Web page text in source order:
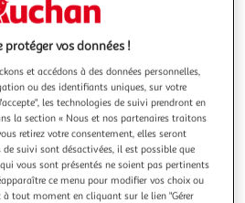
protéger vos données !
et accédons à des données personnelles,
ou des identifiants uniques, sur votre
les technologies de suivi prendront en
la section « Nous et nos partenaires traitons
retirez votre consentement, elles seront
de suivi sont désactivées, il est possible que
vous sont présentés ne soient pas pertinents
ce menu pour modifier vos choix ou
à tout moment en cliquant sur le lien "Gérer